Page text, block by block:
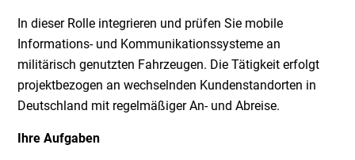
In dieser Rolle integrieren und prüfen Sie mobile
Informations- und Kommunikationssysteme an
militärisch genutzten Fahrzeugen. Die Tätigkeit erfolgt
projektbezogen an wechselnden Kundenstandorten in
Deutschland mit regelmäßiger An- und Abreise.
Ihre Aufgaben